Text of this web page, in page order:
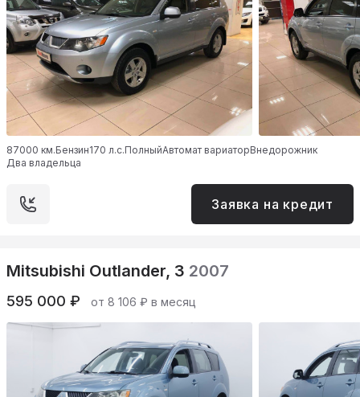
87000 км.Бензин170 л.с.ПолныйАвтомат вариаторВнедорожник
Два владельца
Заявка на кредит
Mitsubishi Outlander, 3 2007
595 000 ₽ от 8 106 ₽ в месяц